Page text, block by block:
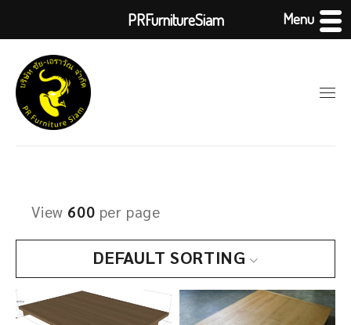
DEFAULT SORTING
View 600 per page
PRFurnitureSiam Menu